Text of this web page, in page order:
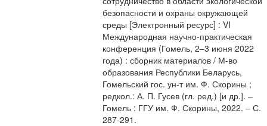
безопасности и охраны окружающей
среды [Электронный ресурс] : VI
Международная научно-практическая
конференция (Гомель, 2–3 июня 2022
года) : сборник материалов / М-во
образования Республики Беларусь,
Гомельский гос. ун-т им. Ф. Скорины ;
редкол.: А. П. Гусев (гл. ред.) [и др.]. –
Гомель : ГГУ им. Ф. Скорины, 2022. – С.
287-291.